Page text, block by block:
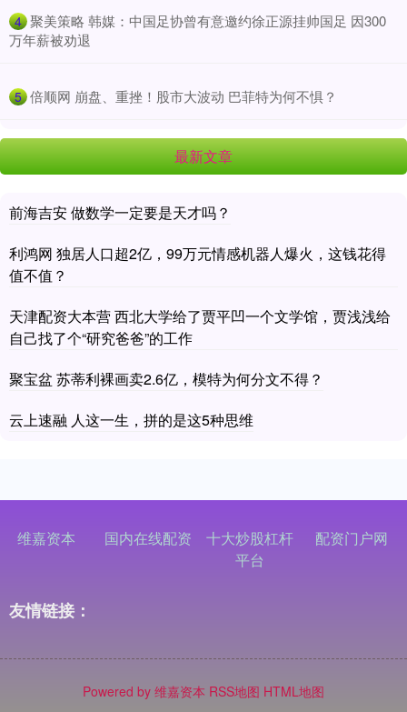
4 ​聚美策略 韩媒：中国足协曾有意邀约徐正源挂帅国足 因300
万年薪被劝退
5 ​倍顺网 崩盘、重挫！股市大波动 巴菲特为何不惧？
最新文章
前海吉安 做数学一定要是天才吗？
利鸿网 独居人口超2亿，99万元情感机器人爆火，这钱花得
值不值？
天津配资大本营 西北大学给了贾平凹一个文学馆，贾浅浅给
自己找了个“研究爸爸”的工作
聚宝盆 苏蒂利裸画卖2.6亿，模特为何分文不得？
云上速融 人这一生，拼的是这5种思维
维嘉资本 国内在线配资
十大炒股杠杆
平台
配资门户网
友情链接：
Powered by 维嘉资本 RSS地图 HTML地图